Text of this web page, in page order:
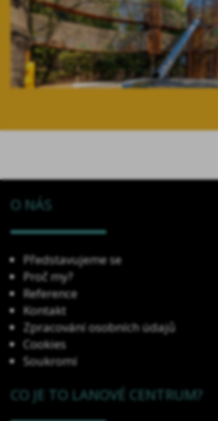
O NÁS
Představujeme se
Proč my?
Reference
Kontakt
Zpracování osobních údajů
Cookies
Soukromí
CO JE TO LANOVÉ CENTRUM?